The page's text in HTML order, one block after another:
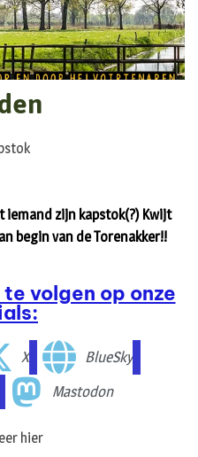
iemand zijn kapstok(?) Kwijt
begin van de Torenakker!!
volgen op onze
X
BlueSky
Mastodon